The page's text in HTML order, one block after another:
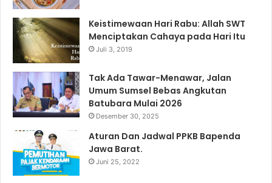
Keistimewaan Hari Rabu: Allah SWT
Menciptakan Cahaya pada Hari Itu
Juli 3, 2019
Tak Ada Tawar-Menawar, Jalan
Umum Sumsel Bebas Angkutan
Batubara Mulai 2026
Desember 30, 2025
Aturan Dan Jadwal PPKB Bapenda
Jawa Barat.
Juni 25, 2022